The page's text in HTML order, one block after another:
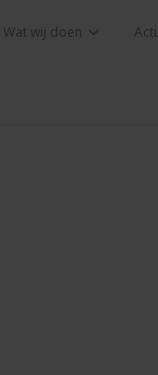
Wat wij doen